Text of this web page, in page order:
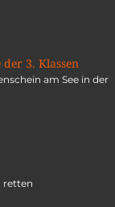
3. Klassen
am See in der
retten